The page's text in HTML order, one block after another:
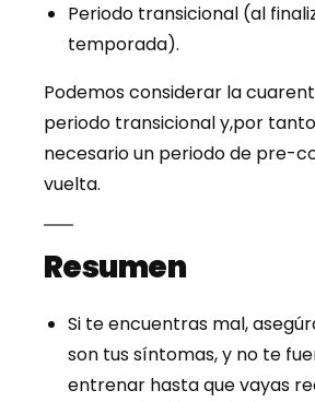
Periodo transicional (al
temporada).
Podemos considerar la
periodo transicional y,por
necesario un periodo de pre-
vuelta.
Resumen
Si te encuentras mal,
son tus síntomas, y no te
entrenar hasta que vayas